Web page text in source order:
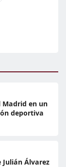
Madrid en un
deportiva
Álvarez